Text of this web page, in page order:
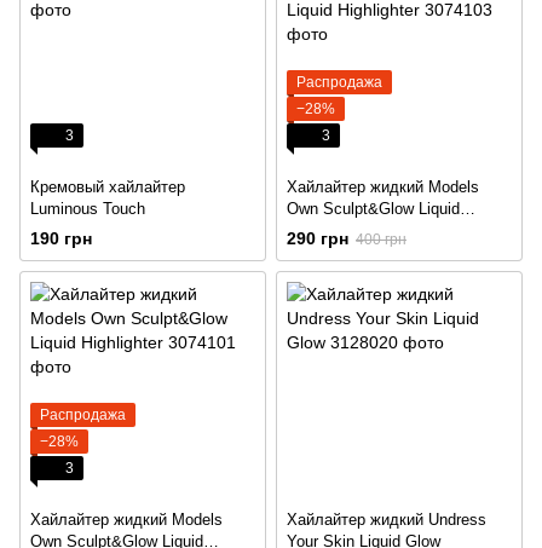
3
Кремовый хайлайтер
Luminous Touch
190 грн
Распродажа
−28%
3
Хайлайтер жидкий Models
Own Sculpt&Glow Liquid
Highlighter
290 грн 400 грн
Распродажа
−28%
3
Хайлайтер жидкий Models
Own Sculpt&Glow Liquid
Хайлайтер жидкий Undress
Your Skin Liquid Glow